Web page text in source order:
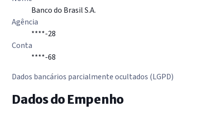
Banco do Brasil S.A.
Agência
****-28
Conta
****-68
Dados bancários parcialmente ocultados (LGPD)
Dados do Empenho